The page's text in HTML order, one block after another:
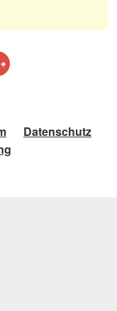
Datenschutz